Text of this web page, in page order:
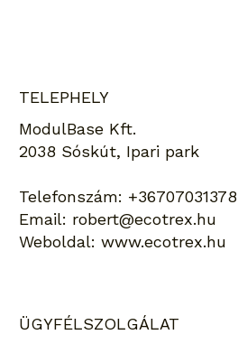
TELEPHELY
ModulBase Kft.
2038 Sóskút, Ipari park
Telefonszám: +36707031378
Email: robert@ecotrex.hu
Weboldal:www.ecotrex.hu
ÜGYFÉLSZOLGÁLAT